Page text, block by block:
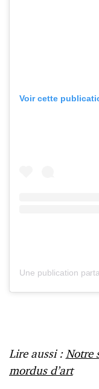
Voir cette
Lire aussi : Notre
mordus d’art